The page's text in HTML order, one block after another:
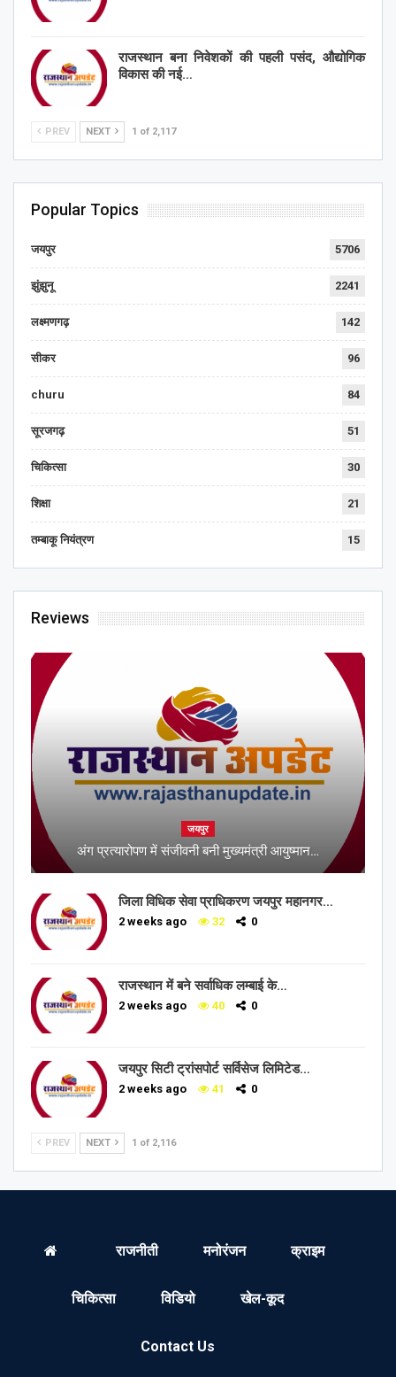
राजस्थान बना निवेशकों की पहली पसंद, औद्योगिक
विकास की नई…
PREV NEXT 1 of 2,117
Popular Topics
जयपुर 5706
झुंझुनू 2241
लक्ष्मणगढ़ 142
सीकर 96
churu 84
सूरजगढ़ 51
चिकित्सा 30
शिक्षा 21
तम्बाकू नियंत्रण 15
Reviews
जयपुर
अंग प्रत्यारोपण में संजीवनी बनी मुख्यमंत्री आयुष्मान…
जिला विधिक सेवा प्राधिकरण जयपुर महानगर…
2 weeks ago 32 0
राजस्थान में बने सर्वाधिक लम्बाई के…
2 weeks ago 40 0
जयपुर सिटी ट्रांसपोर्ट सर्विसेज लिमिटेड…
2 weeks ago 41 0
PREV NEXT 1 of 2,116
राजनीती मनोरंजन क्राइम
चिकित्सा विडियो खेल-कूद
Contact Us